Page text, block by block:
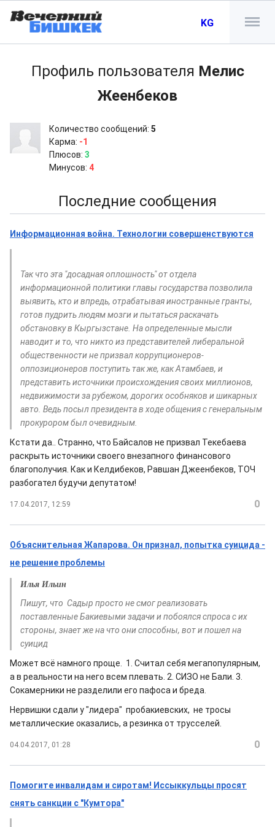
KG
Профиль пользователя Мелис
Жеенбеков
Количество сообщений: 5
Карма: -1
Плюсов: 3
Минусов: 4
Последние сообщения
Информационная война. Технологии совершенствуются
Так что эта "досадная оплошность" от отдела
информационной политики главы государства позволила
выявить, кто и впредь, отрабатывая иностранные гранты,
готов пудрить людям мозги и пытаться раскачать
обстановку в Кыргызстане. На определенные мысли
наводит и то, что никто из представителей либеральной
общественности не призвал коррупционеров-
оппозиционеров поступить так же, как Атамбаев, и
представить источники происхождения своих миллионов,
недвижимости за рубежом, дорогих особняков и шикарных
авто. Ведь посыл президента в ходе общения с генеральным
прокурором был очевидным.
Кстати да.. Странно, что Байсалов не призвал Текебаева
раскрыть источники своего внезапного финансового
благополучия. Как и Келдибеков, Равшан Джеенбеков, ТОЧ
разбогател будучи депутатом!
17.04.2017, 12:59 0
Объяснительная Жапарова. Он признал, попытка суицида -
не решение проблемы
Илья Ильин
Пишут, что Садыр просто не смог реализовать
поставленные Бакиевыми задачи и побоялся спроса с их
стороны, знает же на что они способны, вот и пошел на
суицид
Может всё намного проще. 1. Считал себя мегапопулярным,
а в реальности на него всем плевать. 2. СИЗО не Бали. 3.
Сокамерники не разделили его пафоса и бреда.
Нервишки сдали у "лидера" пробакиевских, не тросы
металлические оказались, а резинка от трусселей.
04.04.2017, 01:28 0
Помогите инвалидам и сиротам! Иссыккульцы просят
снять санкции с "Кумтора"